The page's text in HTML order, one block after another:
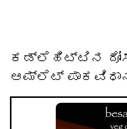
ಕಡ್ಲೆಹಿಟ್ಟಿನ
ಆಮ್ಲೆಟ್